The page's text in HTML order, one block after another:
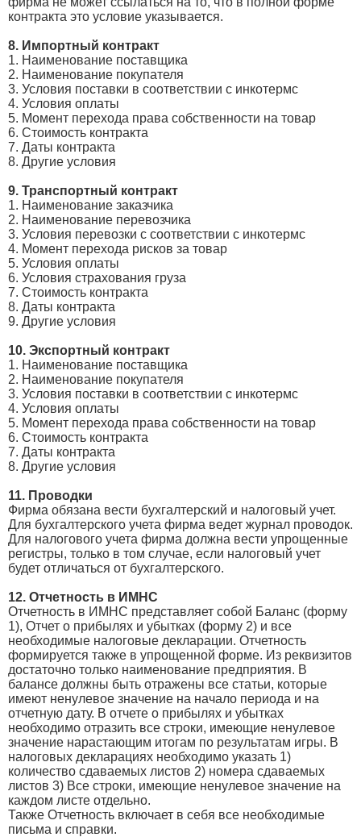
контракта это условие указывается.
8. Импортный контракт
1. Наименование поставщика
2. Наименование покупателя
3. Условия поставки в соответствии с инкотермс
4. Условия оплаты
5. Момент перехода права собственности на товар
6. Стоимость контракта
7. Даты контракта
8. Другие условия
9. Транспортный контракт
1. Наименование заказчика
2. Наименование перевозчика
3. Условия перевозки с соответствии с инкотермс
4. Момент перехода рисков за товар
5. Условия оплаты
6. Условия страхования груза
7. Стоимость контракта
8. Даты контракта
9. Другие условия
10. Экспортный контракт
1. Наименование поставщика
2. Наименование покупателя
3. Условия поставки в соответствии с инкотермс
4. Условия оплаты
5. Момент перехода права собственности на товар
6. Стоимость контракта
7. Даты контракта
8. Другие условия
11. Проводки
Фирма обязана вести бухгалтерский и налоговый учет.
Для бухгалтерского учета фирма ведет журнал проводок.
Для налогового учета фирма должна вести упрощенные
регистры, только в том случае, если налоговый учет
будет отличаться от бухгалтерского.
12. Отчетность в ИМНС
Отчетность в ИМНС представляет собой Баланс (форму
1), Отчет о прибылях и убытках (форму 2) и все
необходимые налоговые декларации. Отчетность
формируется также в упрощенной форме. Из реквизитов
достаточно только наименование предприятия. В
балансе должны быть отражены все статьи, которые
имеют ненулевое значение на начало периода и на
отчетную дату. В отчете о прибылях и убытках
необходимо отразить все строки, имеющие ненулевое
значение нарастающим итогам по результатам игры. В
налоговых декларациях необходимо указать 1)
количество сдаваемых листов 2) номера сдаваемых
листов 3) Все строки, имеющие ненулевое значение на
каждом листе отдельно.
Также Отчетность включает в себя все необходимые
письма и справки.